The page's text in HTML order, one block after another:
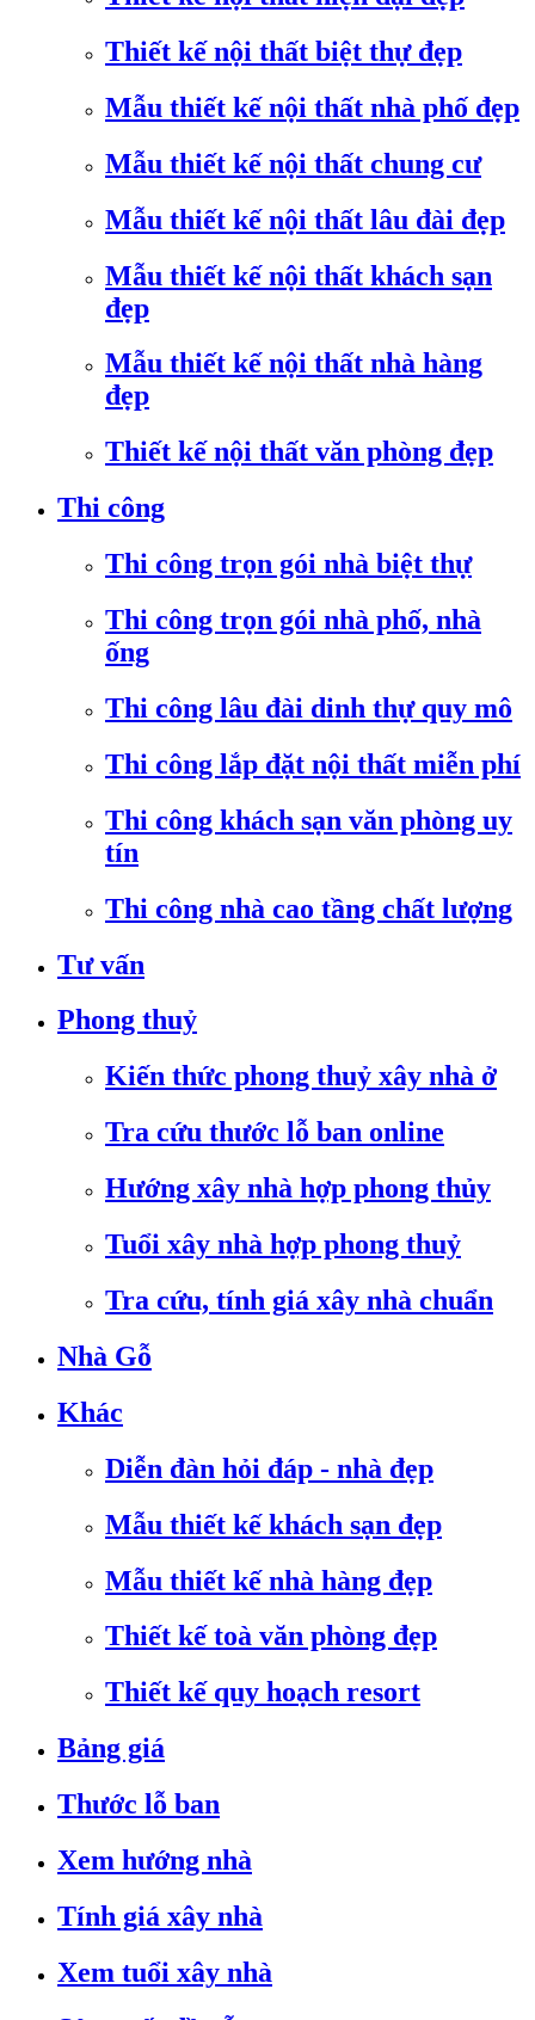
Thiết kế nội thất biệt thự đẹp
Mẫu thiết kế nội thất nhà phố đẹp
Mẫu thiết kế nội thất chung cư
Mẫu thiết kế nội thất lâu đài đẹp
Mẫu thiết kế nội thất khách sạn
đẹp
Mẫu thiết kế nội thất nhà hàng
đẹp
Thiết kế nội thất văn phòng đẹp
Thi công
Thi công trọn gói nhà biệt thự
Thi công trọn gói nhà phố, nhà
ống
Thi công lâu đài dinh thự quy mô
Thi công lắp đặt nội thất miễn phí
Thi công khách sạn văn phòng uy
tín
Thi công nhà cao tầng chất lượng
Tư vấn
Phong thuỷ
Kiến thức phong thuỷ xây nhà ở
Tra cứu thước lỗ ban online
Hướng xây nhà hợp phong thủy
Tuổi xây nhà hợp phong thuỷ
Tra cứu, tính giá xây nhà chuẩn
Nhà Gỗ
Khác
Diễn đàn hỏi đáp - nhà đẹp
Mẫu thiết kế khách sạn đẹp
Mẫu thiết kế nhà hàng đẹp
Thiết kế toà văn phòng đẹp
Thiết kế quy hoạch resort
Bảng giá
Thước lỗ ban
Xem hướng nhà
Tính giá xây nhà
Xem tuổi xây nhà